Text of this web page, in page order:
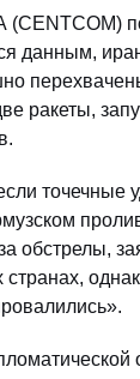
данным,
ракеты,
точечные
обстрелы,